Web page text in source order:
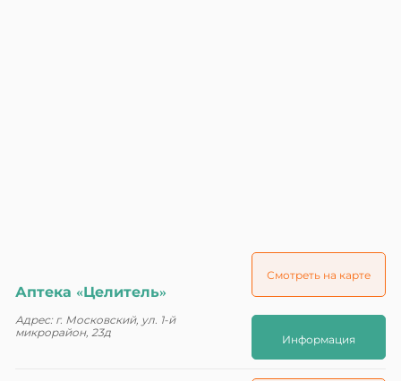
Аптека «Целитель»
Адрес: г. Московский, ул. 1-й
микрорайон, 23д
Смотреть на карте
Информация